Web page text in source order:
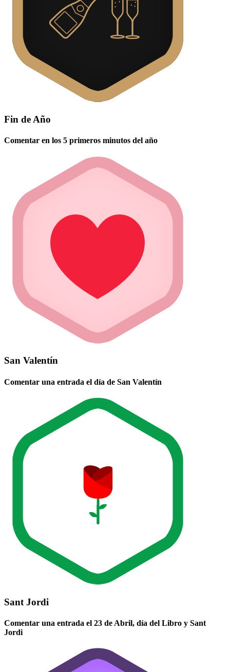
Fin de Año
Comentar en los 5 primeros minutos del año
San Valentín
Comentar una entrada el día de San Valentín
Sant Jordi
Comentar una entrada el 23 de Abril, día del Libro y Sant
Jordi